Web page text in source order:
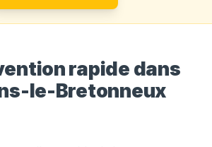
rapide dans
le-Bretonneux